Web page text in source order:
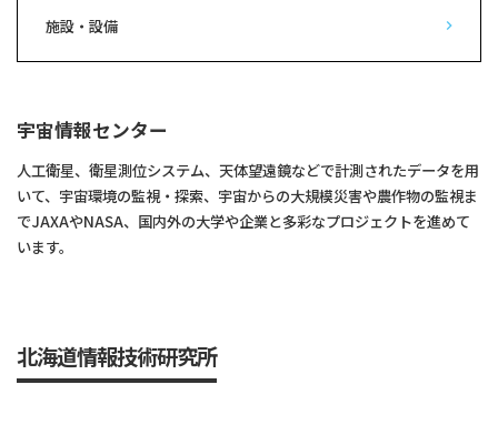
施設・設備
宇宙情報センター
人工衛星、衛星測位システム、天体望遠鏡などで計測されたデータを用
いて、宇宙環境の監視・探索、宇宙からの大規模災害や農作物の監視ま
でJAXAやNASA、国内外の大学や企業と多彩なプロジェクトを進めて
います。
北海道情報技術研究所